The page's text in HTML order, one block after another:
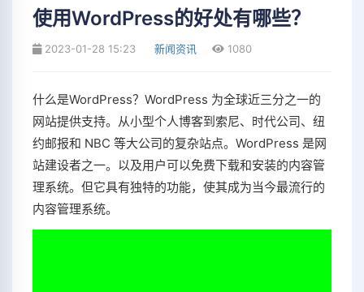
使用WordPress的好处有哪些？
2023-01-28 15:23 新闻资讯 1080
什么是WordPress？WordPress 为全球近三分之一的
网站提供支持。从小型个人博客到索尼、时代公司、纽
约邮报和 NBC 等大公司的复杂站点。WordPress 是网
站建设者之一。以及用户可以免费下载和安装的内容管
理系统。但它具有独特的功能，使其成为当今最流行的
内容管理系统。